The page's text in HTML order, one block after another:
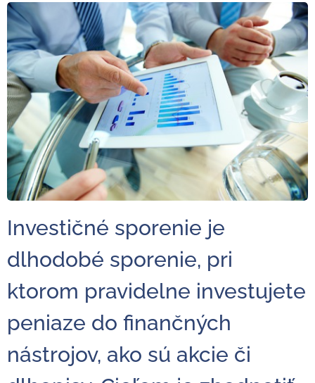
Investičné sporenie je
dlhodobé sporenie, pri
ktorom pravidelne investujete
peniaze do finančných
nástrojov, ako sú akcie či